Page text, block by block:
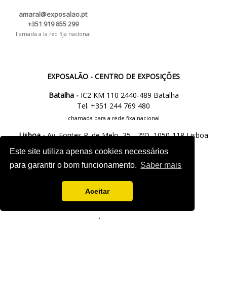
Este site utiliza apenas cookies necessários
para garantir o bom funcionamento. Saber mais
Aceitar
amaral@exposalao.pt
+351 919 855 299
llamada a la red fija nacional
EXPOSALÃO - CENTRO DE EXPOSIÇÕES
Batalha -IC2 KM 110 2440-489 Batalha
Tel. +351 244 769 480
chamada para a rede fixa nacional
Lisboa -Av. Fontes P. de Melo, 35 - 7ºD, 1050-118 Lisboa
info@exposalao.pt
SÍGUENOS